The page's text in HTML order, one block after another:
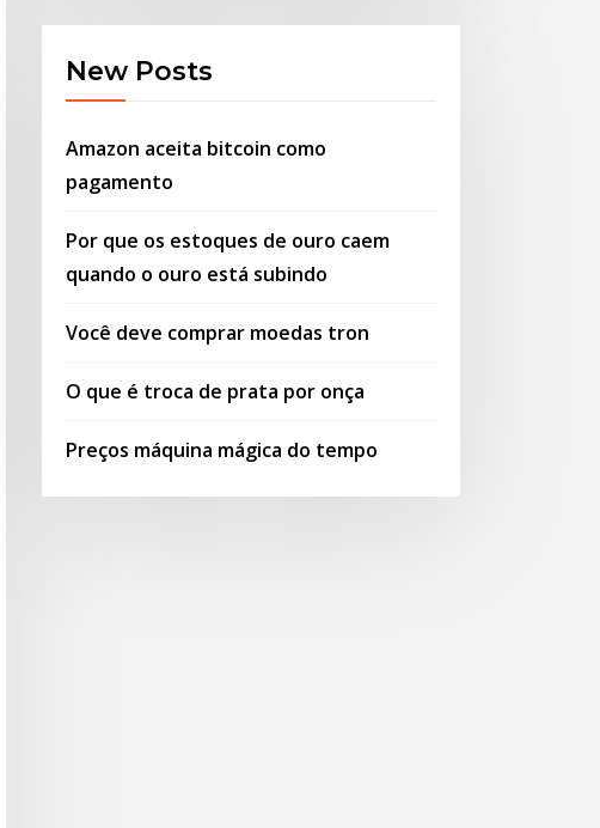
New Posts
Amazon aceita bitcoin como
pagamento
Por que os estoques de ouro caem
quando o ouro está subindo
Você deve comprar moedas tron
O que é troca de prata por onça
Preços máquina mágica do tempo